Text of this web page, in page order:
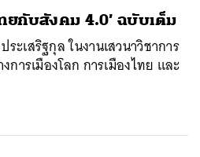
ยกับสังคม 4.0’ ฉบับเต็ม
ะเสริฐกุล ในงานเสวนาวิชาการ
การเมืองโลก การเมืองไทย และ